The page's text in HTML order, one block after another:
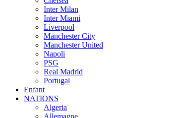
Inter Milan
Inter Miami
Liverpool
Manchester City
Manchester United
Napoli
PSG
Real Madrid
Portugal
Enfant
NATIONS
Algeria
Allemagne